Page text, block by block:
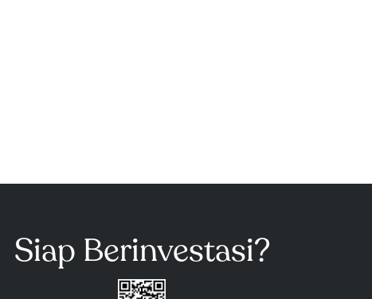
Siap Berinvestasi?